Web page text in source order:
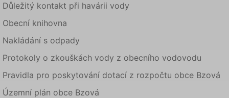
Důležitý kontakt při havárii vody
Obecní knihovna
Nakládání s odpady
Protokoly o zkouškách vody z obecního vodovodu
Pravidla pro poskytování dotací z rozpočtu obce Bzová
Územní plán obce Bzová